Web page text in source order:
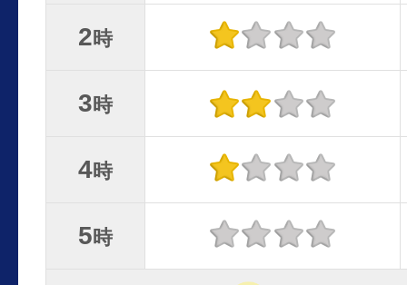
2時
3時
4時
5時